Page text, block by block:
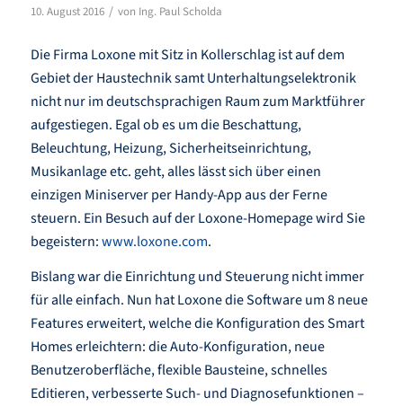
10. August 2016 / von Ing. Paul Scholda
Die Firma Loxone mit Sitz in Kollerschlag ist auf dem
Gebiet der Haustechnik samt Unterhaltungselektronik
nicht nur im deutschsprachigen Raum zum Marktführer
aufgestiegen. Egal ob es um die Beschattung,
Beleuchtung, Heizung, Sicherheitseinrichtung,
Musikanlage etc. geht, alles lässt sich über einen
einzigen Miniserver per Handy-App aus der Ferne
steuern. Ein Besuch auf der Loxone-Homepage wird Sie
begeistern:www.loxone.com.
Bislang war die Einrichtung und Steuerung nicht immer
für alle einfach. Nun hat Loxone die Software um 8 neue
Features erweitert, welche die Konfiguration des Smart
Homes erleichtern: die Auto-Konfiguration, neue
Benutzeroberfläche, flexible Bausteine, schnelles
Editieren, verbesserte Such- und Diagnosefunktionen –